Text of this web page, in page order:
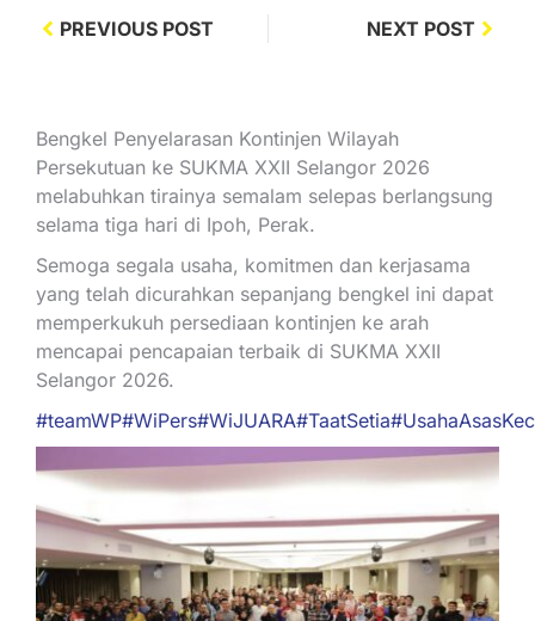
Bengkel Penyelarasan Kontinjen Wilayah
Persekutuan ke SUKMA XXII Selangor 2026
melabuhkan tirainya semalam selepas berlangsung
selama tiga hari di Ipoh, Perak.
Semoga segala usaha, komitmen dan kerjasama
yang telah dicurahkan sepanjang bengkel ini dapat
memperkukuh persediaan kontinjen ke arah
mencapai pencapaian terbaik di SUKMA XXII
Selangor 2026.
#teamWP#WiPers#WiJUARA#TaatSetia
PREVIOUS POST NEXT POST